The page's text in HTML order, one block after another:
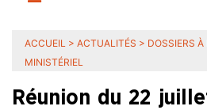
ACCUEIL > ACTUALITÉS > DOSSIERS
MINISTÉRIEL
Réunion du 22